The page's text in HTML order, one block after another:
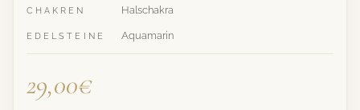
CHAKREN Halschakra
EDELSTEINE Aquamarin
29,00€